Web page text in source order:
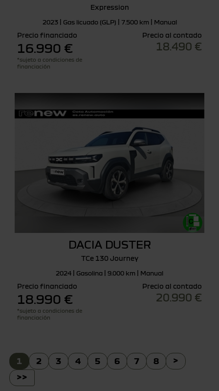
Expression
2023 | Gas licuado (GLP) | 7.500 km | Manual
Precio financiado
16.990 €
*sujeto a condiciones de
financiación
Precio al contado
18.490 €
DACIA DUSTER
TCe 130 Journey
2024 | Gasolina | 9.000 km | Manual
Precio financiado
18.990 €
*sujeto a condiciones de
financiación
Precio al contado
20.990 €
1 2 3 4 5 6 7 8
>
>>